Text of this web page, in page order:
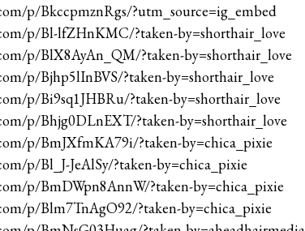
p/BkccpmznRgs/?utm_source=ig_embed
p/Bl-lfZHnKMC/?taken-by=shorthair_love
p/BlX8AyAn_QM/?taken-by=shorthair_love
p/Bjhp5lInBVS/?taken-by=shorthair_love
p/Bi9sq1JHBRu/?taken-by=shorthair_love
p/Bhjg0DLnEXT/?taken-by=shorthair_love
p/BmJXfmKA79i/?taken-by=chica_pixie
p/Bl_J-JeAlSy/?taken-by=chica_pixie
p/BmDWpn8AnnW/?taken-by=chica_pixie
p/Blm7TnAgO92/?taken-by=chica_pixie